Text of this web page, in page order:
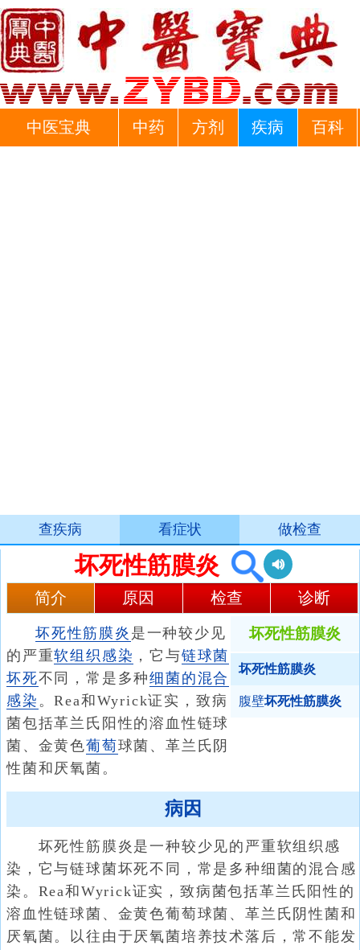
中医宝典 中药 方剂 疾病 百科
查疾病 看症状 做检查
坏死性筋膜炎
简介 原因 检查 诊断
坏死性筋膜炎
坏死性筋膜炎
腹壁坏死性筋膜炎
坏死性筋膜炎 是一种较少见
的严重软组织感染 ，它与链球菌
坏死不同，常是多种细菌的混合
感染 。Rea和Wyrick证实，致病
菌包括革兰氏阳性的溶血性链球
菌、金黄色葡萄球菌、革兰氏阴
性菌和厌氧菌。
病因
坏死性筋膜炎是一种较少见的严重软组织感
染，它与链球菌坏死不同，常是多种细菌的混合感
染。Rea和Wyrick证实，致病菌包括革兰氏阳性的
溶血性链球菌、金黄色葡萄球菌、革兰氏阴性菌和
厌氧菌。以往由于厌氧菌培养技术落后，常不能发